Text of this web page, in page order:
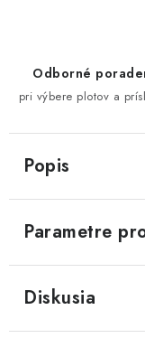
Odborné
pri výbere plotov a
Popis
Parametre
Diskusia